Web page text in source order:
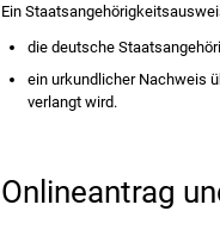
Ein
die deutsche
ein urkundlicher Nachweis
verlangt wird.
Onlineantrag